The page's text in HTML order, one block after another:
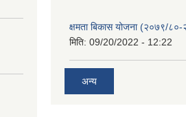
क्षमता बिकास योजना (२०७९/
मिति: 09/20/2022 - 12:22
अन्य